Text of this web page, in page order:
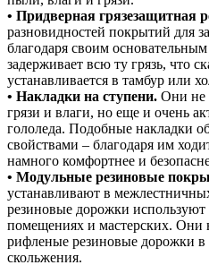
• Придверная грязезащитная
разновидностей покрытий для
благодаря своим
задерживает всю ту грязь, что
устанавливается в тамбур или
• Накладки на ступени. Они не
грязи и влаги, но еще и очень
гололеда. Подобные накладки
свойствами – благодаря им
намного комфортнее и
• Модульные резиновые
устанавливают в
резиновые дорожки
помещениях и мастерских. Они
рифленые резиновые дорожки
скольжения.